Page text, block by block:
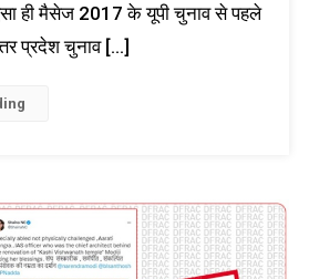
ही मैसेज 2017 के यूपी चुनाव से पहले
प्रदेश चुनाव […]